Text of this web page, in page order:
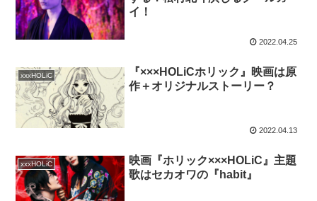
イ！
2022.04.25
xxxHOLiC
『×××HOLiCホリック』映画は原
作＋オリジナルストーリー？
2022.04.13
xxxHOLiC
映画『ホリック×××HOLiC』主題
歌はセカオワの『habit』